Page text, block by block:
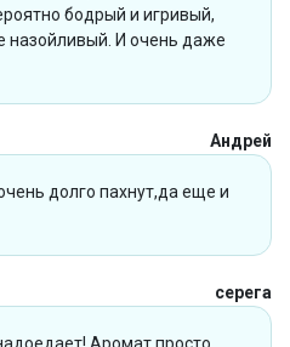
бодрый и игривый,
назойливый. И очень даже
Андрей
долго пахнут,да еще и
серега
Аромат просто